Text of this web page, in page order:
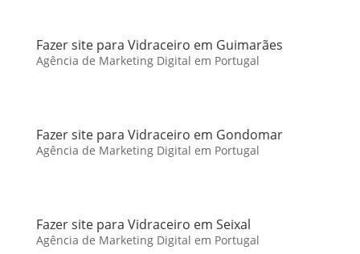
Fazer site para Vidraceiro em Guimarães
Agência de Marketing Digital em Portugal
Fazer site para Vidraceiro em Gondomar
Agência de Marketing Digital em Portugal
Fazer site para Vidraceiro em Seixal
Agência de Marketing Digital em Portugal